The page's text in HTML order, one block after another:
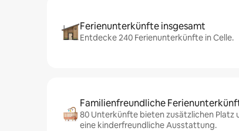
Ferienunterkünfte insgesamt
Entdecke 240 Ferienunterkünfte in Celle.
Familienfreundliche
80 Unterkünfte bieten zusätzlichen Platz
eine kinderfreundliche Ausstattung.